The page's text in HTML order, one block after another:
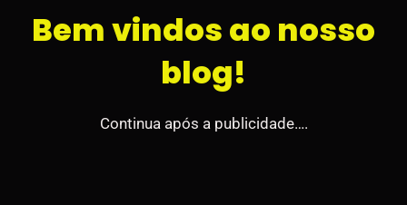
Bem vindos ao nosso
blog!
Continua após a publicidade….